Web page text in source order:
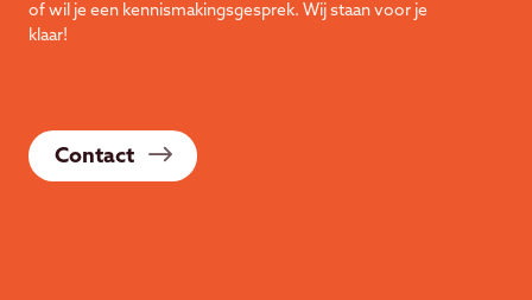
of wil je een kennismakingsgesprek. Wij staan voor je
klaar!
Contact